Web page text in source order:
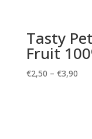
Tasty
Fruit
€2,50 – €3,90